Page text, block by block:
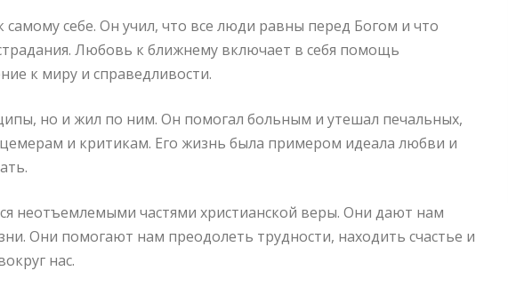
себе. Он учил, что все люди равны перед Богом и что
Любовь к ближнему включает в себя помощь
к миру и справедливости.
но и жил по ним. Он помогал больным и утешал печальных,
и критикам. Его жизнь была примером идеала любви и
неотъемлемыми частями христианской веры. Они дают нам
Они помогают нам преодолеть трудности, находить счастье и
нас.